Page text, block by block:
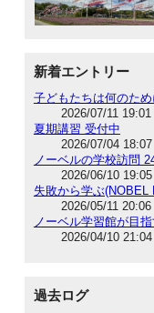
新着エントリー
子どもたちは何のた
2026/07/11 19:01
夏期講習 受付中
2026/07/04 18:07
ノーベルの学校訪問
2026/06/10 19:05
失敗から学ぶ(NOBEL
2026/05/11 20:06
ノーベル学習館が目
2026/04/10 21:04
過去ログ